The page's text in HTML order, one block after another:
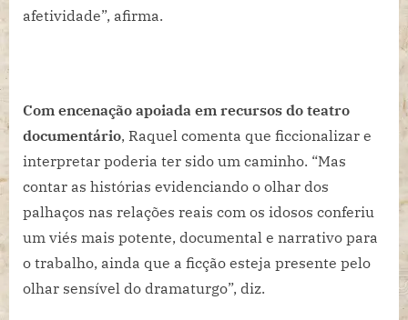
afetividade”, afirma.
Com encenação apoiada em recursos do teatro
documentário, Raquel comenta que ficcionalizar e
interpretar poderia ter sido um caminho. “Mas
contar as histórias evidenciando o olhar dos
palhaços nas relações reais com os idosos conferiu
um viés mais potente, documental e narrativo para
o trabalho, ainda que a ficção esteja presente pelo
olhar sensível do dramaturgo”, diz.